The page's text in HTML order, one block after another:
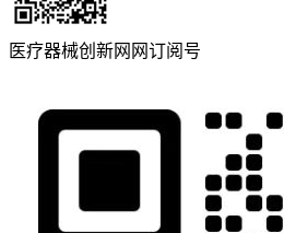
医疗器械创新网网订阅号